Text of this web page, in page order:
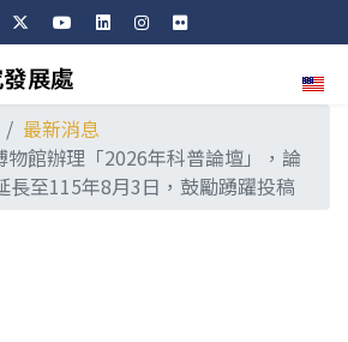
選擇
最新消息
物館辦理「2026年科普論壇」，論
長至115年8月3日，鼓勵踴躍投稿